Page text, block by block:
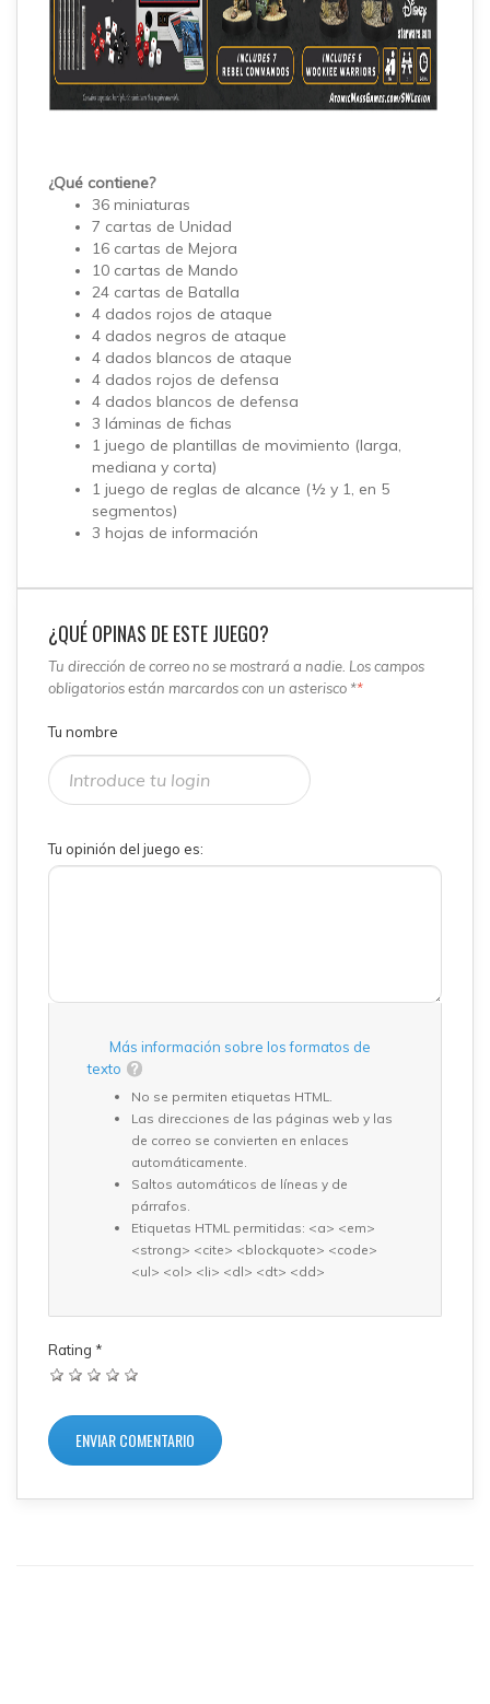
¿Qué contiene?
36 miniaturas
7 cartas de Unidad
16 cartas de Mejora
10 cartas de Mando
24 cartas de Batalla
4 dados rojos de ataque
4 dados negros de ataque
4 dados blancos de ataque
4 dados rojos de defensa
4 dados blancos de defensa
3 láminas de fichas
1 juego de plantillas de movimiento (larga,
mediana y corta)
1 juego de reglas de alcance (½ y 1, en 5
segmentos)
3 hojas de información
¿QUÉ OPINAS DE ESTE JUEGO?
Tu dirección de correo no se mostrará a nadie. Los campos
obligatorios están marcardos con un asterisco **
Tu nombre
Tu opinión del juego es:
Más información sobre los formatos de
texto
No se permiten etiquetas HTML.
Las direcciones de las páginas web y las
de correo se convierten en enlaces
automáticamente.
Saltos automáticos de líneas y de
párrafos.
Etiquetas HTML permitidas: <a> <em>
<strong> <cite> <blockquote> <code>
<ul> <ol> <li> <dl> <dt> <dd>
Rating *